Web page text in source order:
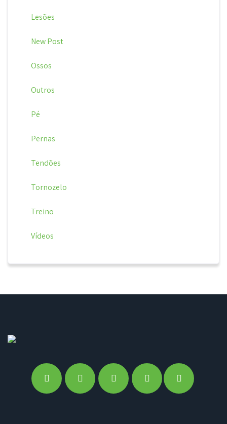
Lesões
New Post
Ossos
Outros
Pé
Pernas
Tendões
Tornozelo
Treino
Vídeos